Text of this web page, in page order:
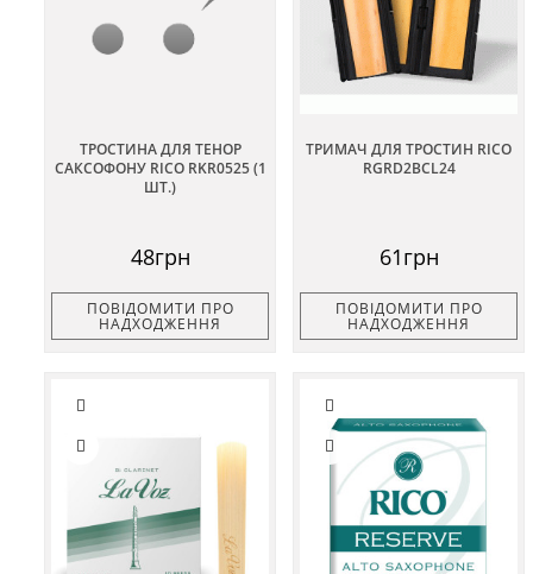
ТРОСТИНА ДЛЯ ТЕНОР
САКСОФОНУ RICO RKR0525 (1
ШТ.)
48грн
ПОВІДОМИТИ ПРО
НАДХОДЖЕННЯ
ТРИМАЧ ДЛЯ ТРОСТИН RICO
RGRD2BCL24
61грн
ПОВІДОМИТИ ПРО
НАДХОДЖЕННЯ